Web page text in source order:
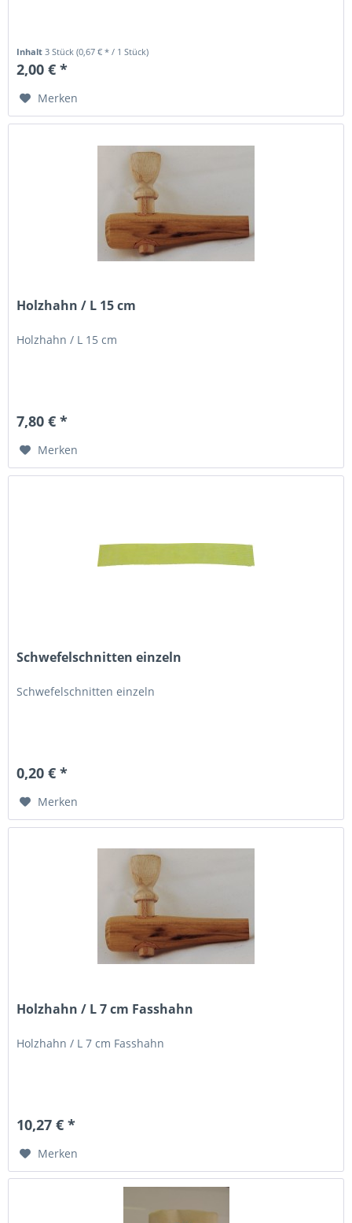
Inhalt3 Stück(0,67 € * / 1 Stück)
2,00 € *
Merken
Holzhahn / L 15 cm
Holzhahn / L 15 cm
7,80 € *
Merken
Schwefelschnitten einzeln
Schwefelschnitten einzeln
0,20 € *
Merken
Holzhahn / L 7 cm Fasshahn
Holzhahn / L 7 cm Fasshahn
10,27 € *
Merken